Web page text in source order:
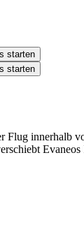
starten
starten
Flug innerhalb